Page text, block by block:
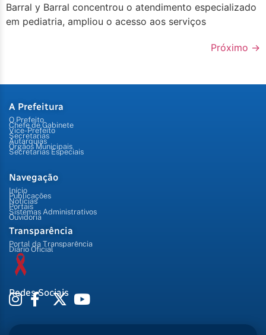
Barral y Barral concentrou o atendimento especializado
em pediatria, ampliou o acesso aos serviços
Próximo →
A Prefeitura
O Prefeito
Chefe de Gabinete
Vice-Prefeito
Secretarias
Autarquias
Órgãos Municipais
Secretarias Especiais
Navegação
Início
Publicações
Notícias
Portais
Sistemas Administrativos
Ouvidoria
Transparência
Portal da Transparência
Diário Oficial
Redes Sociais